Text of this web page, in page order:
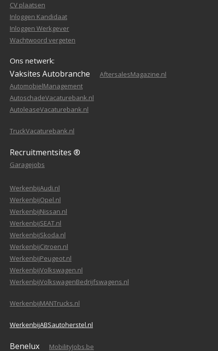
CV plaatsen
Inloggen Kandidaat
Inloggen Werkgever
Wachtwoord vergeten
Ons netwerk:
Vaksites Autobranche
AftersalesMagazine.nl
AutomobielManagement
AutoschadeVacaturebank.nl
AutoleaseVacaturebank.nl
TruckVacaturebank.nl
Recruitmentsites ®
Garagejobs
WerkenbijAudi.nl
WerkenbijOpel.nl
WerkenbijNissan.nl
WerkenbijSEAT.nl
WerkenbijSkoda.nl
WerkenbijCitroen.nl
WerkenbijPeugeot.nl
WerkenbijVolkswagen.nl
WerkenbijVolkswagenBedrijfswagens.nl
WerkenbijMANTrucks.nl
WerkenbijABSautoherstel.nl
Benelux MobilityJobs.be